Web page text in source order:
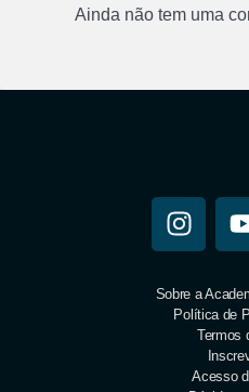
Ainda não tem uma
Sobre a
Política de
Termos
Acesso